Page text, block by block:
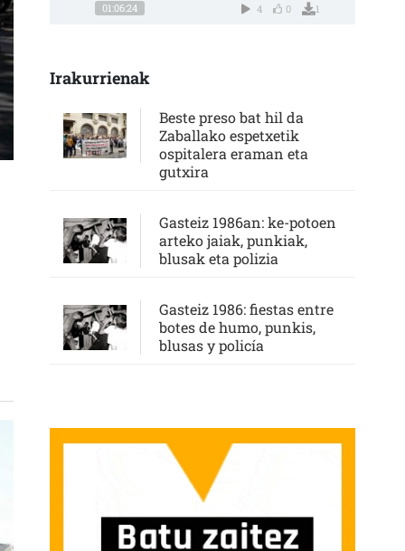
DE QUE TODO ESTO CAMBIE Y EMPECEMOS A TENER UN CONVENIO QUE
01:06:24 4 0 1
Irakurrienak
Beste preso bat hil da
Zaballako espetxetik
ospitalera eraman eta
gutxira
Gasteiz 1986an: ke-potoen
arteko jaiak, punkiak,
blusak eta polizia
Gasteiz 1986: fiestas entre
botes de humo, punkis,
blusas y policía